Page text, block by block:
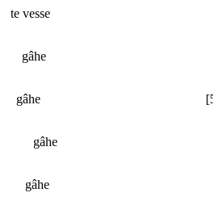
تِه وِسِّه عالمِه رسوا بَئیمه te vesse
گاهِه اَشرف گاهِه نکا دَئیمه gâhe
گاهِه سَرنو گاهِه دیا دَئیمه[51] gâhe
گاهِه گوشلیم بالا آقا دَئیمه gâhe
گاهِه تیار آ پاشکلا دَئیمه gâhe